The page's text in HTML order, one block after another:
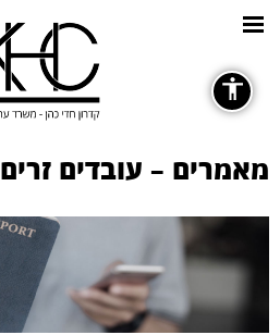
כללי
גופנים
remove_circle_outline
Decrease font
מאמרים – עובדים זרים